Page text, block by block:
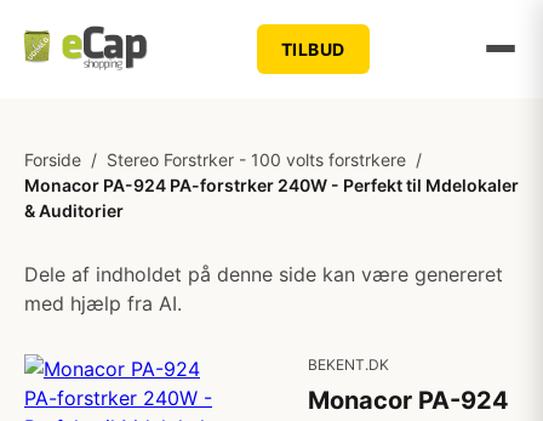
TILBUD
Forside / Stereo Forstrker - 100 volts forstrkere /
Monacor PA-924 PA-forstrker 240W - Perfekt til Mdelokaler
& Auditorier
Dele af indholdet på denne side kan være genereret
med hjælp fra AI.
BEKENT.DK
Monacor PA-924